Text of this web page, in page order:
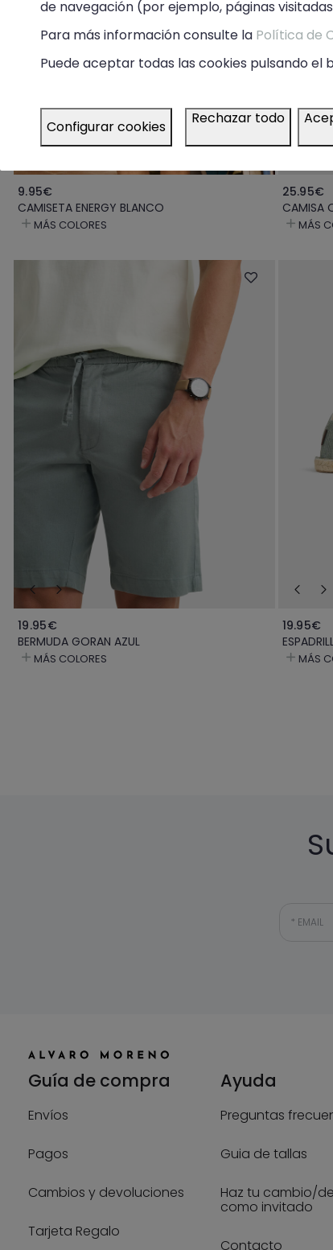
9.95€
CAMISETA ENERGY BLANCO
MÁS COLORES
25.95€
CAMISA
MÁS
19.95€
BERMUDA GORAN AZUL
MÁS COLORES
19.95€
MÁS
EMAIL
Guía de compra
Envíos
Pagos
Cambios y devoluciones
Tarjeta Regalo
Ayuda
Preguntas
Guia de tallas
Haz tu cambio/
como invitado
Contacto
de navegación (por ejemplo, páginas
Para más información consulte la Política de
Puede aceptar todas las cookies pulsando el
Configurar cookies Rechazar todo